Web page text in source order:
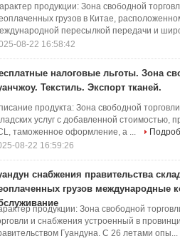
продукции: Зона свободной
грузов в Китае,
пересылкой передачи и
08-22 16:58:42
налоговые льготы. Зона
Текстиль. Экспорт тканей.
продукта: Зона свободной
услуг с добавленной стоимостью,
таможенное оформление, а ...
08-22 16:59:26
снабжения правительства
грузов международные
продукции: Зона свободной
и снабжения устроенный в
Гуандуна. С 26 летами опы...